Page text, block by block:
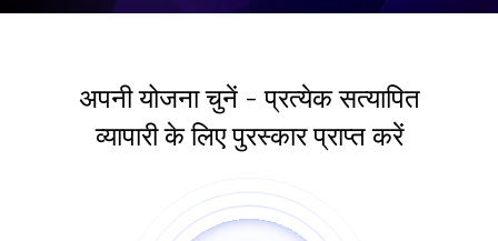
अपनी योजना चुनें - प्रत्येक सत्यापित
व्यापारी के लिए पुरस्कार प्राप्त करें